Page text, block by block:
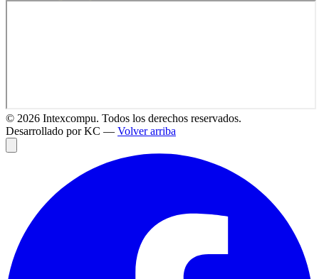
© 2026 Intexcompu. Todos los derechos reservados.
Desarrollado por KC — Volver arriba